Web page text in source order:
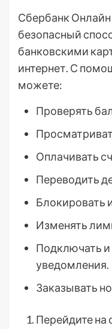
Сбербанк Онлайн
безопасный
банковскими
интернет. С
можете:
Проверять
Оплачивать
Переводить
Блокировать
Изменять
Подключать и
уведомления.
Заказывать
Перейдите на